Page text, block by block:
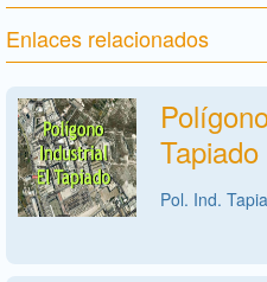
Enlaces relacionados
Pol. Ind.